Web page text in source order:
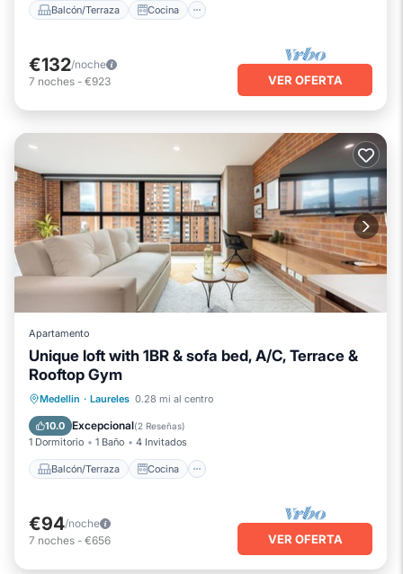
Balcón/Terraza Cocina
€132/noche
7 noches - €923 VER OFERTA
Apartamento
Unique loft with 1BR & sofa bed, A/C, Terrace &
Rooftop Gym
Medellin · Laureles 0.28 mi al centro
10.0 Excepcional(2 Reseñas)
1 Dormitorio 1 Baño 4 Invitados
Balcón/Terraza Cocina
Balcón/Terraza
Cocina
Aire acondicionado
€94/noche
7 noches - €656 VER OFERTA